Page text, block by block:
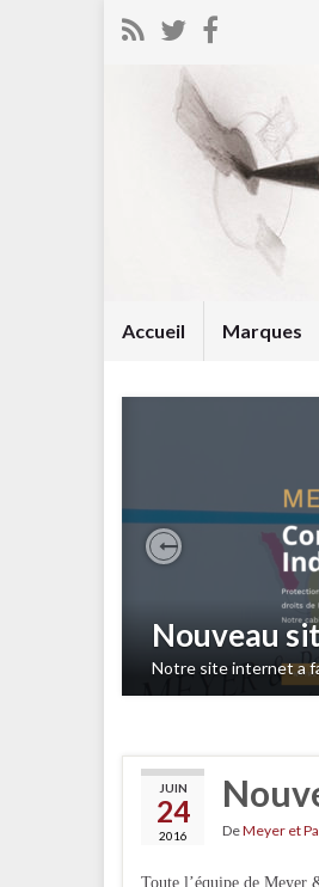
Accueil Marques
Nouveau
Notre site internet a
JUIN
24
2016 DeMeyer et
Toute l’équipe de Meyer